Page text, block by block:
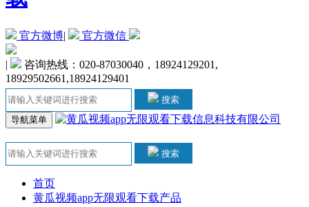
官方微博| 官方微信
|
咨询热线：020-87030040，18924129201,
18929502661,18924129401
搜索
导航菜单
搜索
首页
黄瓜视频app无限观看下载产品